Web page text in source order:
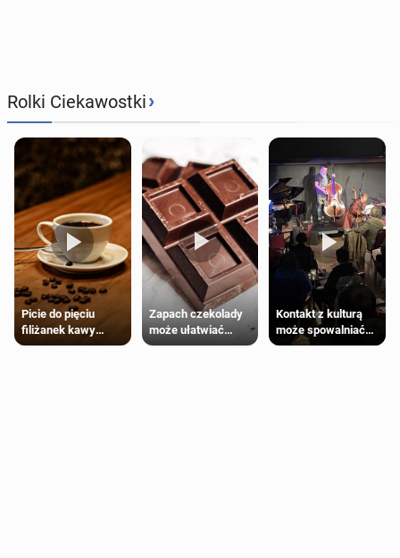
Rolki Ciekawostki›
Picie do pięciu
filiżanek kawy
dziennie jest
Zapach czekolady
może ułatwiać
trening siłowy
Kontakt z kulturą
może spowalniać
starzenie